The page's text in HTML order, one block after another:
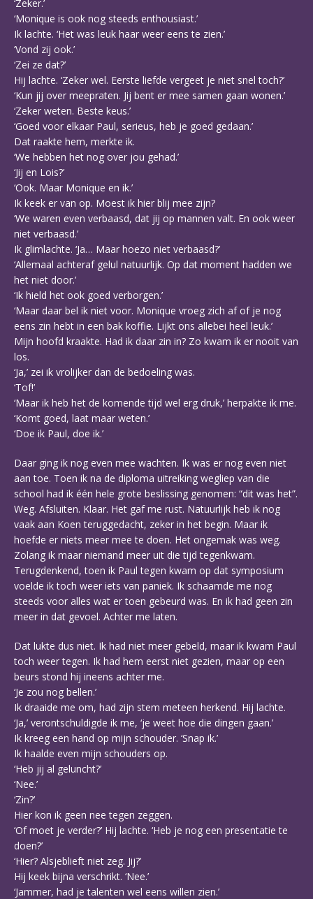
‘Zeker.’
‘Monique is ook nog steeds enthousiast.’
Ik lachte. ‘Het was leuk haar weer eens te zien.’
‘Vond zij ook.’
‘Zei ze dat?’
Hij lachte. ‘Zeker wel. Eerste liefde vergeet je niet snel toch?’
‘Kun jij over meepraten. Jij bent er mee samen gaan wonen.’
‘Zeker weten. Beste keus.’
‘Goed voor elkaar Paul, serieus, heb je goed gedaan.’
Dat raakte hem, merkte ik.
‘We hebben het nog over jou gehad.’
‘Jij en Lois?’
‘Ook. Maar Monique en ik.’
Ik keek er van op. Moest ik hier blij mee zijn?
‘We waren even verbaasd, dat jij op mannen valt. En ook weer
niet verbaasd.’
Ik glimlachte. ‘Ja… Maar hoezo niet verbaasd?’
‘Allemaal achteraf gelul natuurlijk. Op dat moment hadden we
het niet door.’
‘Ik hield het ook goed verborgen.’
‘Maar daar bel ik niet voor. Monique vroeg zich af of je nog
eens zin hebt in een bak koffie. Lijkt ons allebei heel leuk.’
Mijn hoofd kraakte. Had ik daar zin in? Zo kwam ik er nooit van
los.
‘Ja,’ zei ik vrolijker dan de bedoeling was.
‘Tof!’
‘Maar ik heb het de komende tijd wel erg druk,’ herpakte ik me.
‘Komt goed, laat maar weten.’
‘Doe ik Paul, doe ik.’
Daar ging ik nog even mee wachten. Ik was er nog even niet
aan toe. Toen ik na de diploma uitreiking wegliep van die
school had ik één hele grote beslissing genomen: “dit was het”.
Weg. Afsluiten. Klaar. Het gaf me rust. Natuurlijk heb ik nog
vaak aan Koen teruggedacht, zeker in het begin. Maar ik
hoefde er niets meer mee te doen. Het ongemak was weg.
Zolang ik maar niemand meer uit die tijd tegenkwam.
Terugdenkend, toen ik Paul tegen kwam op dat symposium
voelde ik toch weer iets van paniek. Ik schaamde me nog
steeds voor alles wat er toen gebeurd was. En ik had geen zin
meer in dat gevoel. Achter me laten.
Dat lukte dus niet. Ik had niet meer gebeld, maar ik kwam Paul
toch weer tegen. Ik had hem eerst niet gezien, maar op een
beurs stond hij ineens achter me.
‘Je zou nog bellen.’
Ik draaide me om, had zijn stem meteen herkend. Hij lachte.
‘Ja,’ verontschuldigde ik me, ‘je weet hoe die dingen gaan.’
Ik kreeg een hand op mijn schouder. ‘Snap ik.’
Ik haalde even mijn schouders op.
‘Heb jij al geluncht?’
‘Nee.’
‘Zin?’
Hier kon ik geen nee tegen zeggen.
‘Of moet je verder?’ Hij lachte. ‘Heb je nog een presentatie te
doen?’
‘Hier? Alsjeblieft niet zeg. Jij?’
Hij keek bijna verschrikt. ‘Nee.’
‘Jammer, had je talenten wel eens willen zien.’